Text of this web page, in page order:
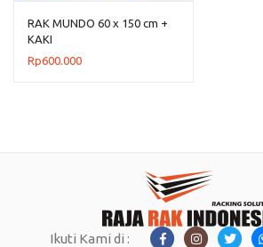
RAK MUNDO 60 x 150 cm +
KAKI
Rp600.000
Ikuti Kami di :